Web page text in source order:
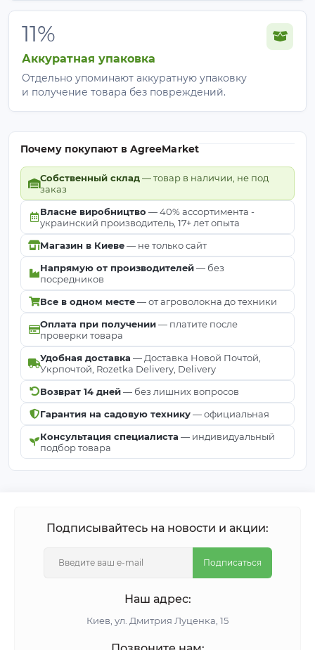
11%
Аккуратная упаковка
Отдельно упоминают аккуратную упаковку
и получение товара без повреждений.
Почему покупают в AgreeMarket
Собственный склад— товар в наличии, не под
заказ
Власне виробництво — 40% ассортимента -
украинский производитель, 17+ лет опыта
Магазин в Киеве— не только сайт
Напрямую от производителей— без
посредников
Все в одном месте— от агроволокна до техники
Оплата при получении— платите после
проверки товара
Удобная доставка — Доставка Новой Почтой,
Укрпочтой, Rozetka Delivery, Delivery
Возврат 14 дней— без лишних вопросов
Гарантия на садовую технику— официальная
Консультация специалиста — индивидуальный
подбор товара
Подписывайтесь на новости и акции:
Подписаться
Наш адрес:
Киeв, ул. Дмитрия Луценка, 15